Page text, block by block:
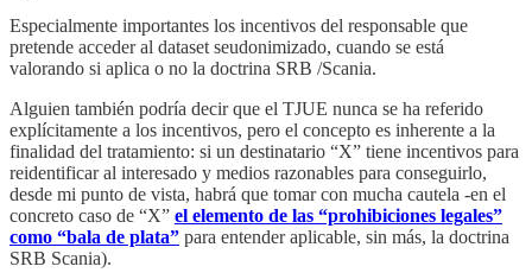
Especialmente importantes los incentivos del responsable que
pretende acceder al dataset seudonimizado, cuando se está
valorando si aplica o no la doctrina SRB /Scania.
Alguien también podría decir que el TJUE nunca se ha referido
explícitamente a los incentivos, pero el concepto es inherente a la
finalidad del tratamiento: si un destinatario “X” tiene incentivos para
reidentificar al interesado y medios razonables para conseguirlo,
desde mi punto de vista, habrá que tomar con mucha cautela -en el
concreto caso de “X” el elemento de las “prohibiciones legales”
como “bala de plata” para entender aplicable, sin más, la doctrina
SRB Scania).